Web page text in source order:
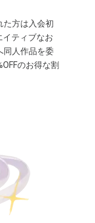
た方は入会初
イティブなお
同人作品を委
のお得な割